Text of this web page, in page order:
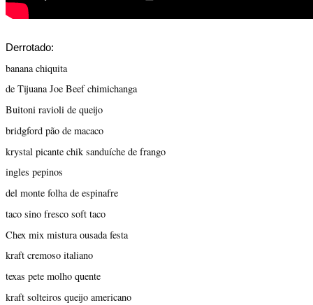
Derrotado:
banana chiquita
de Tijuana Joe Beef chimichanga
Buitoni ravioli de queijo
bridgford pão de macaco
krystal picante chik sanduíche de frango
ingles pepinos
del monte folha de espinafre
taco sino fresco soft taco
Chex mix mistura ousada festa
kraft cremoso italiano
texas pete molho quente
kraft solteiros queijo americano